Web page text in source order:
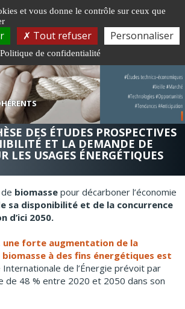
DES ÉTUDES PROSPECTIVES
ET LA DEMANDE DE
LES USAGES ÉNERGÉTIQUES
biomasse pour décarboner l’économie
sa disponibilité et de la concurrence
d’ici 2050.
une forte augmentation de la
à des fins énergétiques est
Internationale de l’Énergie prévoit par
de 48 % entre 2020 et 2050 dans son
sur les cookies
et vous donne le contrôle sur ceux que
Tout refuser Personnaliser
Politique de confidentialité